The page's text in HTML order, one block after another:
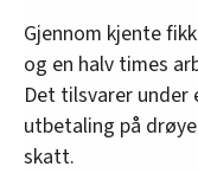
Gjennom kjente
og en halv times
Det tilsvarer
utbetaling på
skatt.